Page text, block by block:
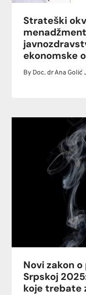
Strateški
ekonomske
By Doc. dr Ana Golić
Novi zakon
Srpskoj
koje trebate